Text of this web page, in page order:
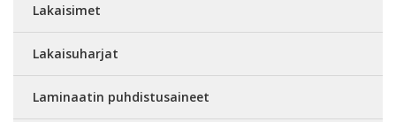
Lakaisimet
Lakaisuharjat
Laminaatin puhdistusaineet